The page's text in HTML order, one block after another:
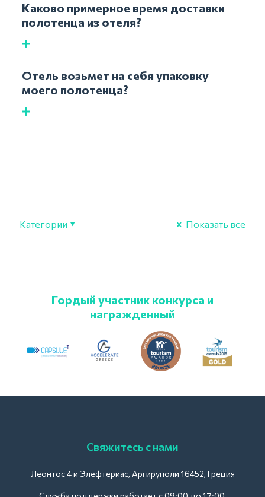
Каково примерное время доставки
полотенца из отеля?
Отель возьмет на себя упаковку
моего полотенца?
Категории Показать все
Гордый участник конкурса и
награжденный
Свяжитесь с нами
Леонтос 4 и Элефтериас, Аргируполи 16452, Греция